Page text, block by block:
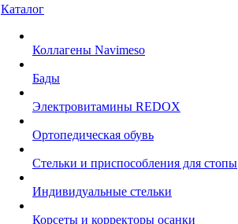
Каталог
Коллагены Navimeso
Бады
Электровитамины REDOX
Ортопедическая обувь
Стельки и приспособления для стопы
Индивидуальные стельки
Корсеты и корректоры осанки